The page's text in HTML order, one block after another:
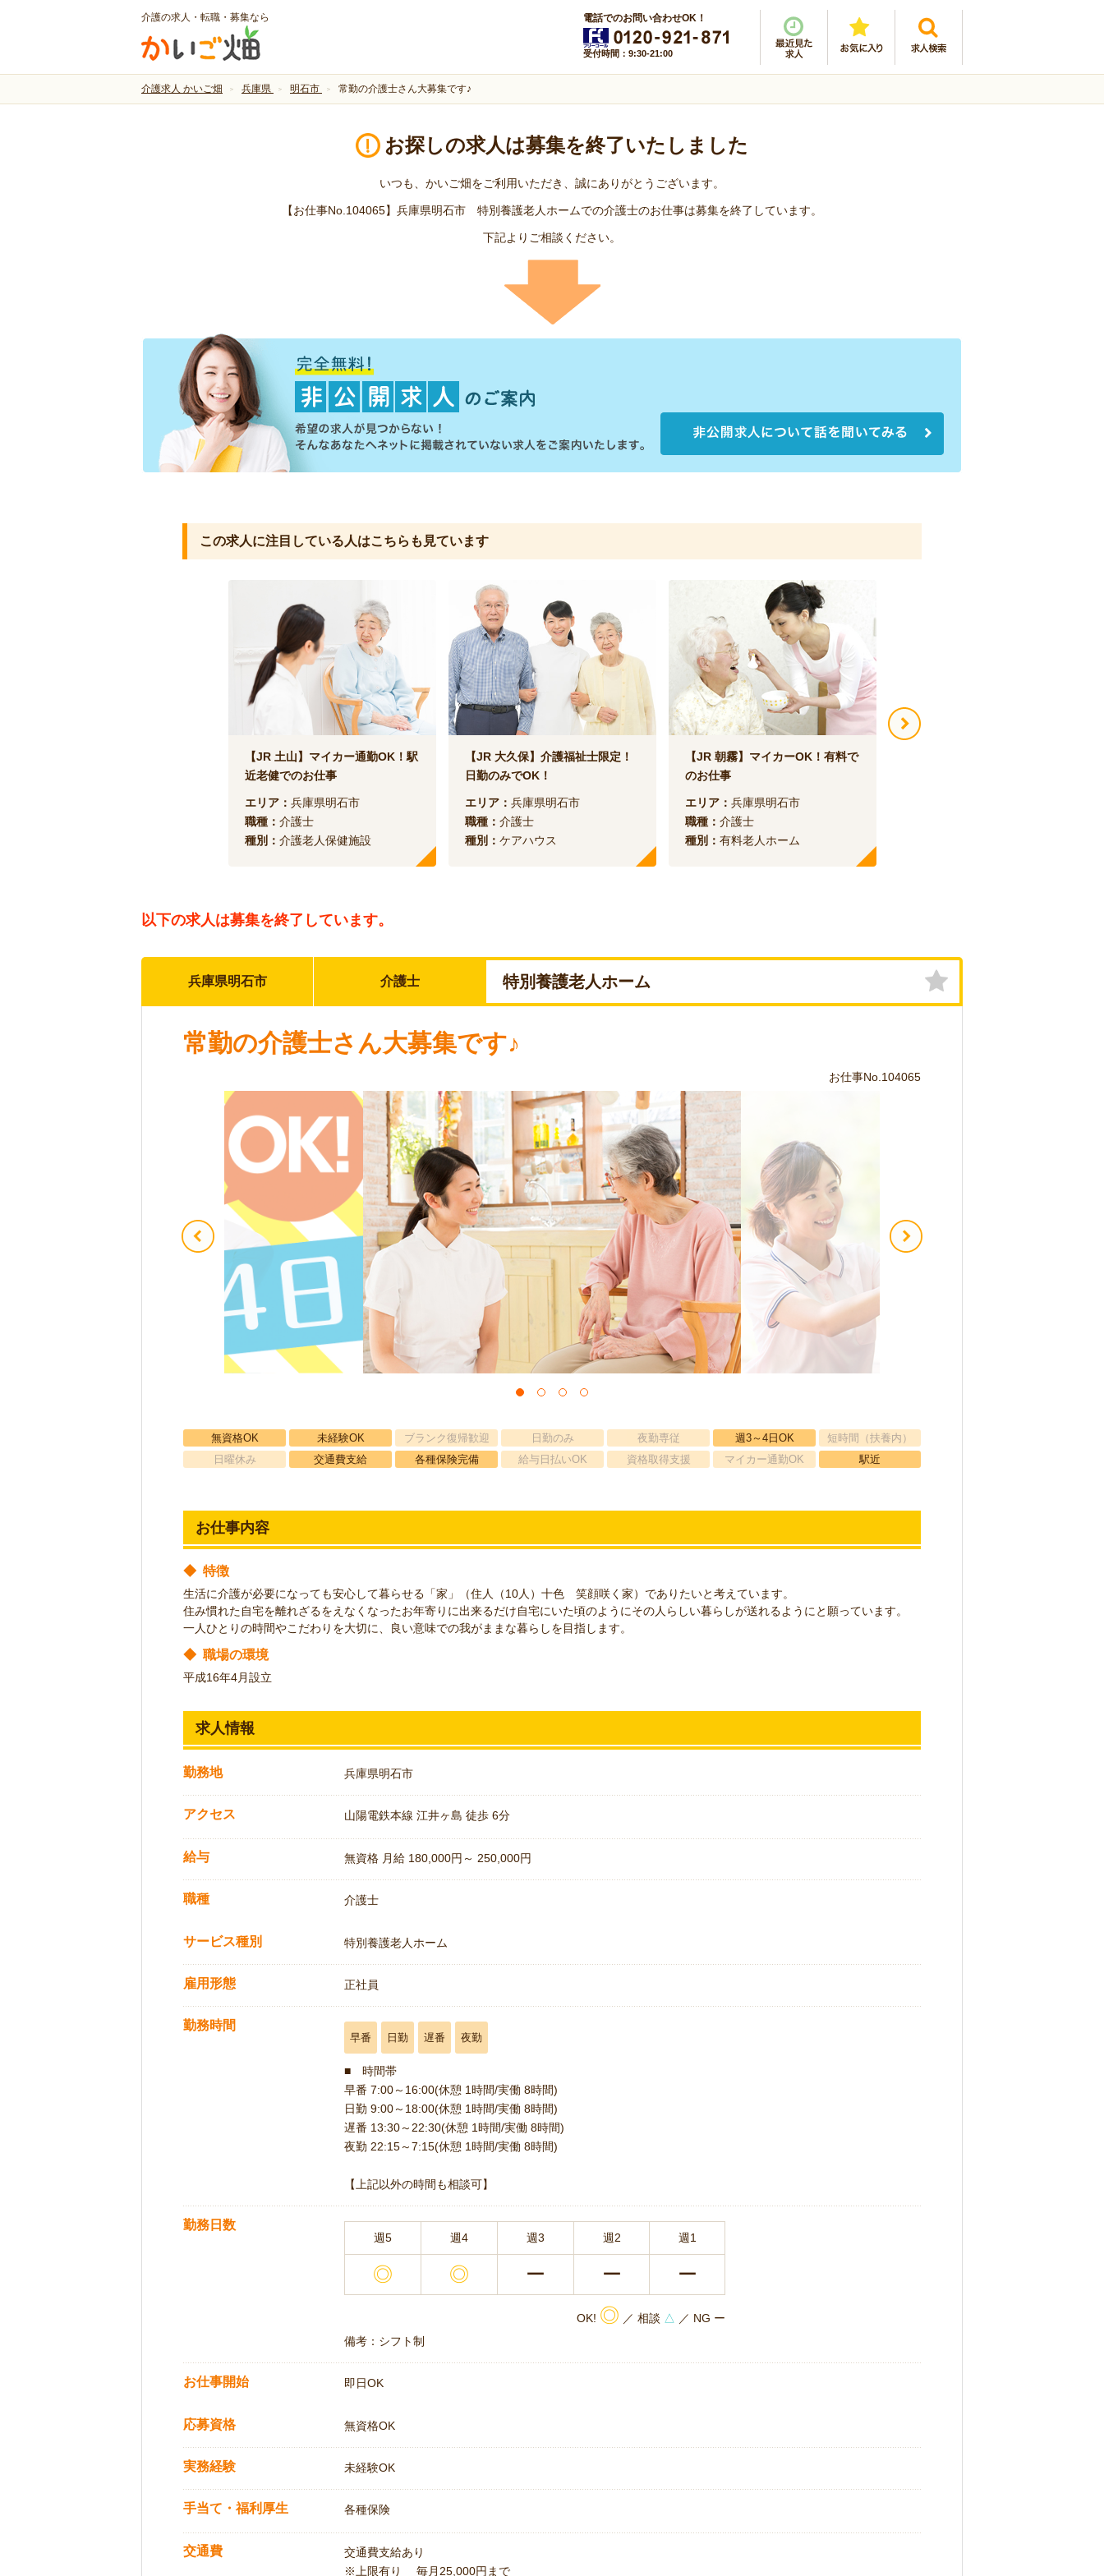
介護の求人・転職・募集なら 電話でのお問い合わせOK！
受付時間：9:30-21:00
介護求人 かいご畑 兵庫県 明石市 常勤の介護士さん大募集です♪
お探しの求人は募集を終了いたしました
いつも、かいご畑をご利用いただき、誠にありがとうございます。
【お仕事No.104065】兵庫県明石市 特別養護老人ホームでの介護士のお仕事は募集を終了しています。
下記よりご相談ください。
この求人に注目している人はこちらも見ています
【JR 土山】マイカー通勤OK！駅
近老健でのお仕事
エリア： 兵庫県明石市
職種： 介護士
種別： 介護老人保健施設
【JR 大久保】介護福祉士限定！
日勤のみでOK！
エリア： 兵庫県明石市
職種： 介護士
種別： ケアハウス
【JR 朝霧】マイカーOK！有料で
のお仕事
エリア： 兵庫県明石市
職種： 介護士
種別： 有料老人ホーム
以下の求人は募集を終了しています。
兵庫県明石市 介護士 特別養護老人ホーム
常勤の介護士さん大募集です♪
お仕事No.104065
無資格OK 未経験OK ブランク復帰歓迎 日勤のみ 夜勤専従 週3～4日OK
短時間（扶養内）
日曜休み
交通費支給 各種保険完備 給与日払いOK 資格取得支援 マイカー通勤OK 駅近
お仕事内容
◆ 特徴
生活に介護が必要になっても安心して暮らせる「家」（住人（10人）十色 笑顔咲く家）でありたいと考えています。
住み慣れた自宅を離れざるをえなくなったお年寄りに出来るだけ自宅にいた頃のようにその人らしい暮らしが送れるようにと願っています。
一人ひとりの時間やこだわりを大切に、良い意味での我がままな暮らしを目指します。
◆ 職場の環境
平成16年4月設立
求人情報
勤務地 兵庫県明石市
アクセス 山陽電鉄本線 江井ヶ島 徒歩 6分
給与 無資格 月給 180,000円～ 250,000円
職種 介護士
サービス種別 特別養護老人ホーム
雇用形態 正社員
勤務時間
早番 日勤 遅番 夜勤
■ 時間帯
早番 7:00～16:00(休憩 1時間/実働 8時間)
日勤 9:00～18:00(休憩 1時間/実働 8時間)
遅番 13:30～22:30(休憩 1時間/実働 8時間)
夜勤 22:15～7:15(休憩 1時間/実働 8時間)
【上記以外の時間も相談可】
勤務日数
週5 週4 週3 週2 週1
◎ ◎ ー ー ー
OK! ◎ ／ 相談 △ ／ NG ー
備考：シフト制
お仕事開始 即日OK
応募資格 無資格OK
実務経験 未経験OK
手当て・福利厚生 各種保険
交通費
交通費支給あり
※上限有り 毎月25,000円まで